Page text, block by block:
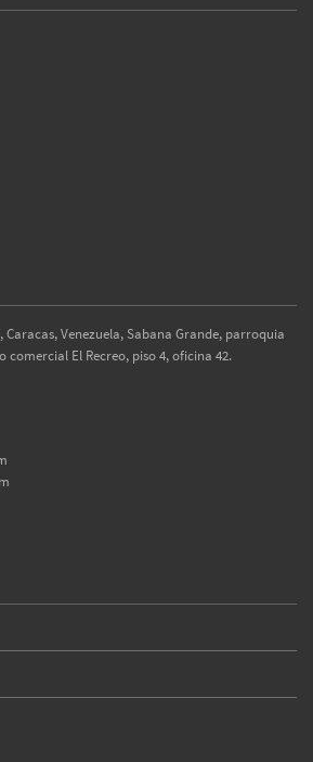
Caracas, Venezuela, Sabana Grande, parroquia
comercial El Recreo, piso 4, oficina 42.